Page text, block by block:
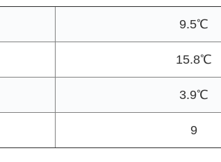
9.5℃
15.8℃
3.9℃
9